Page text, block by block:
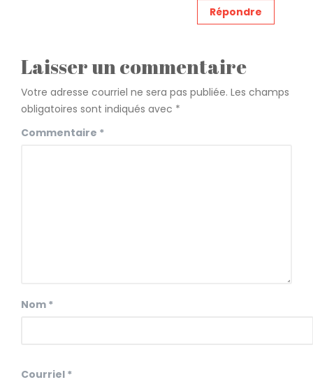
Répondre
Laisser un commentaire
Votre adresse courriel ne sera pas publiée. Les champs
obligatoires sont indiqués avec *
Commentaire *
Nom *
Courriel *